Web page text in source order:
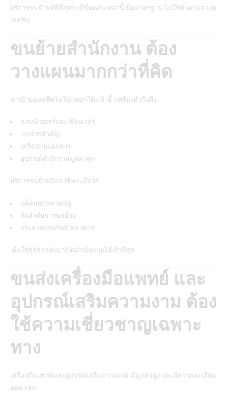
บริการขนย้ายที่ดีที่สุดจะมีขั้นตอนเหล่านี้เป็นมาตรฐาน ไม่ใช่ทำตามความ
เคยชิน
ขนย้ายสำนักงาน ต้อง
วางแผนมากกว่าที่คิด
การย้ายออฟฟิศไม่ใช่แค่ยกโต๊ะเก้าอี้ แต่ต้องคำนึงถึง:
คอมพิวเตอร์และเซิร์ฟเวอร์
เอกสารสำคัญ
เครื่องถ่ายเอกสาร
อุปกรณ์สำนักงานมูลค่าสูง
บริการขนย้ายมืออาชีพจะมีการ:
แพ็คแยกหมวดหมู่
จัดลำดับการขนย้าย
ประสานงานกับฝ่ายอาคาร
เพื่อให้ธุรกิจกลับมาเปิดดำเนินงานได้เร็วที่สุด
ขนส่งเครื่องมือแพทย์ และ
อุปกรณ์เสริมความงาม ต้อง
ใช้ความเชี่ยวชาญเฉพาะ
ทาง
เครื่องมือแพทย์และอุปกรณ์เสริมความงาม มีมูลค่าสูง และมีความละเอียด
อ่อน เช่น